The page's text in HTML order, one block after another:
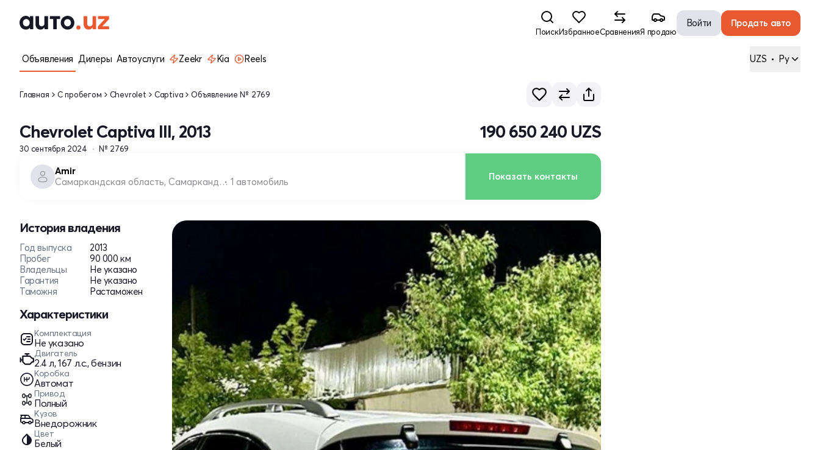
ПоискИзбранноеСравненияЯ продаю
Войти Продать авто
Объявления Дилеры Автоуслуги Zeekr Kia Reels UZS • Ру
Главная С пробегом Chevrolet Captiva Объявление № 2769
Chevrolet Captiva III, 2013
30 сентября 2024 № 2769
190 650 240 UZS
Amir
Самаркандская область, Самаркандский район 1 автомобиль Показать контакты
История владения
Год выпуска
2013
Пробег
90 000 км
Владельцы
Не указано
Гарантия
Не указано
Таможня
Растаможен
Характеристики
Комплектация
Не указано
Двигатель
2.4 л, 167 л.с., бензин
Коробка
Автомат
Привод
Полный
Кузов
Внедорожник
Цвет
Белый